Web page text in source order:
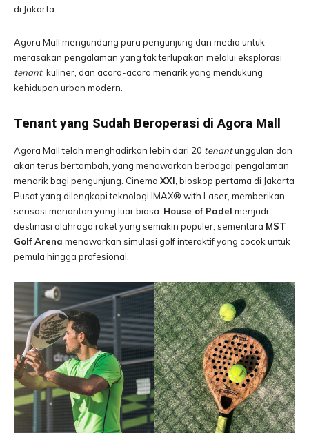
di Jakarta.
Agora Mall mengundang para pengunjung dan media untuk
merasakan pengalaman yang tak terlupakan melalui eksplorasi
tenant, kuliner, dan acara-acara menarik yang mendukung
kehidupan urban modern.
Tenant yang Sudah Beroperasi di Agora Mall
Agora Mall telah menghadirkan lebih dari 20 tenantunggulan dan
akan terus bertambah, yang menawarkan berbagai pengalaman
menarik bagi pengunjung. Cinema XXI,bioskop pertama di Jakarta
Pusat yang dilengkapi teknologi IMAX® with Laser, memberikan
sensasi menonton yang luar biasa. House of Padel menjadi
destinasi olahraga raket yang semakin populer, sementara MST
Golf Arena menawarkan simulasi golf interaktif yang cocok untuk
pemula hingga profesional.